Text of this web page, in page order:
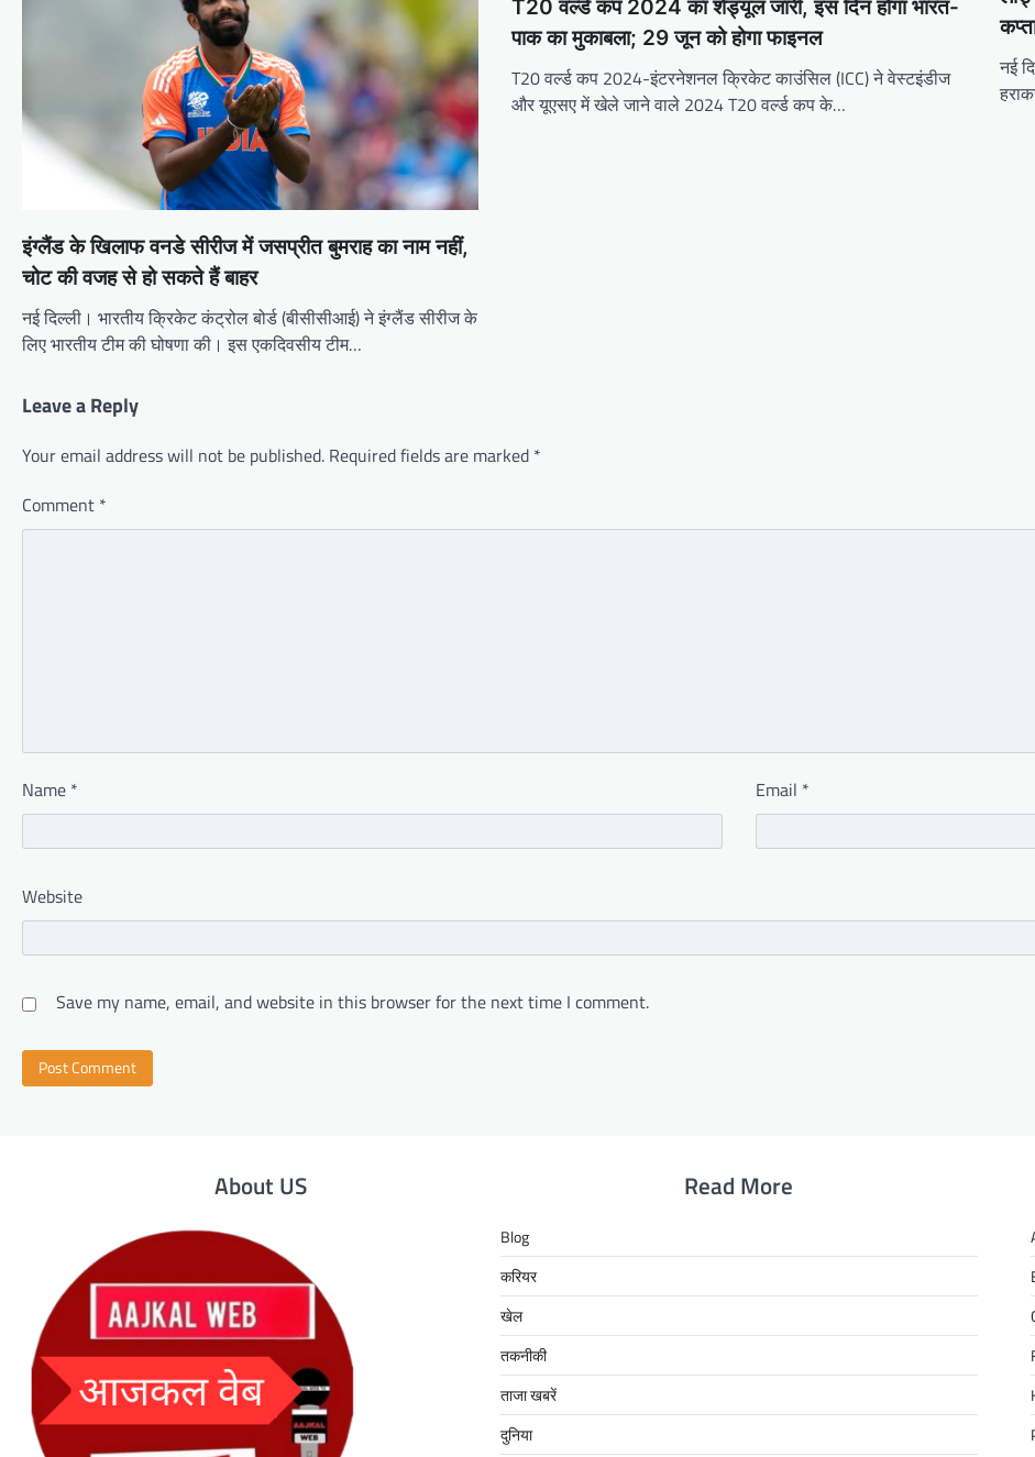
इंग्लैंड के खिलाफ वनडे सीरीज में जसप्रीत बुमराह का नाम नहीं,
चोट की वजह से हो सकते हैं बाहर
नई दिल्ली। भारतीय क्रिकेट कंट्रोल बोर्ड (बीसीसीआई) ने इंग्लैंड सीरीज के
लिए भारतीय टीम की घोषणा की। इस एकदिवसीय टीम…
T20 वर्ल्ड कप 2024 का शेड्यूल जारी, इस दिन होगा भारत-
पाक का मुकाबला; 29 जून को होगा फाइनल
T20 वर्ल्ड कप 2024-इंटरनेशनल क्रिकेट काउंसिल (ICC) ने वेस्टइंडीज
और यूएसए में खेले जाने वाले 2024 T20 वर्ल्ड कप के…
नई
Leave a Reply
Your email address will not be published. Required fields are marked *
Comment *
Name * Email *
Website
Save my name, email, and website in this browser for the next time I comment.
About US Read More
Blog
करियर
खेल
तकनीकी
ताजा खबरें
दुनिया